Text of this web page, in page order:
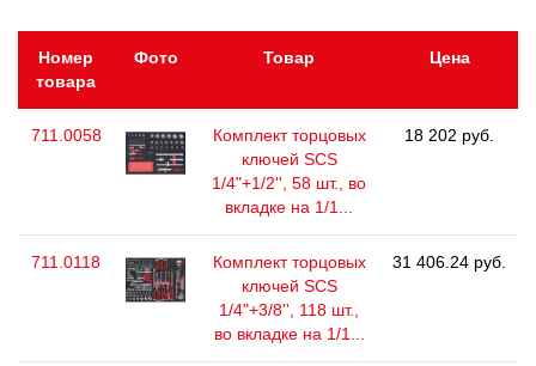
Номер
товара
Фото Товар Цена
711.0058
Комплект торцовых
ключей SCS
1/4"+1/2'', 58 шт., во
вкладке на 1/1...
18 202 руб.
711.0118
Комплект торцовых
ключей SCS
1/4"+3/8'', 118 шт.,
во вкладке на 1/1...
31 406.24 руб.